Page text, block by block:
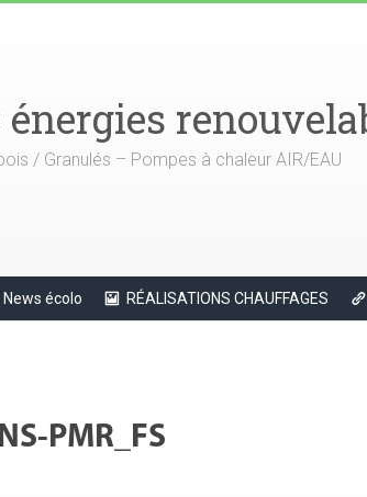
/ Granulés – Pompes à chaleur AIR/EAU
News écolo RÉALISATIONS CHAUFFAGES
PMR_FS